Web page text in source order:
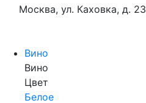
Москва, ул. Каховка, д. 23
Вино
Вино
Цвет
Белое